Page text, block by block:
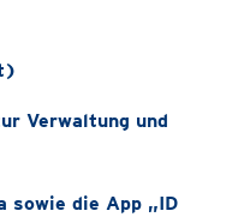
Verwaltung und
sowie die App „ID